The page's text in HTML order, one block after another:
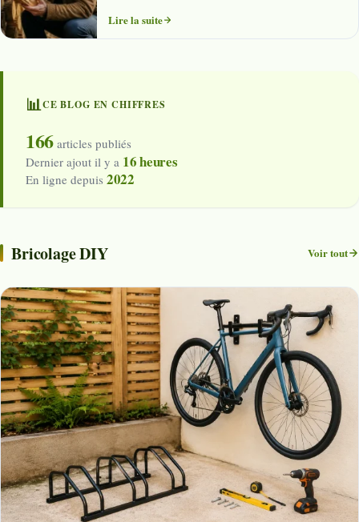
Lire la suite
📊CE BLOG EN CHIFFRES
166articles publiés
Dernier ajout il y a 16 heures
En ligne depuis 2022
Bricolage DIY Voir tout